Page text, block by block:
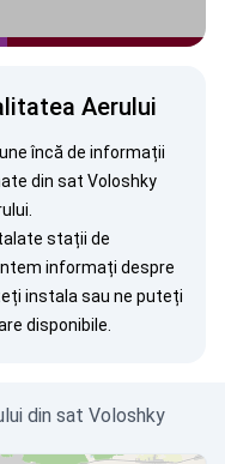
Aerului
încă de informații
din sat Voloshky
stații de
informați despre
instala sau ne puteți
disponibile.
din sat Voloshky